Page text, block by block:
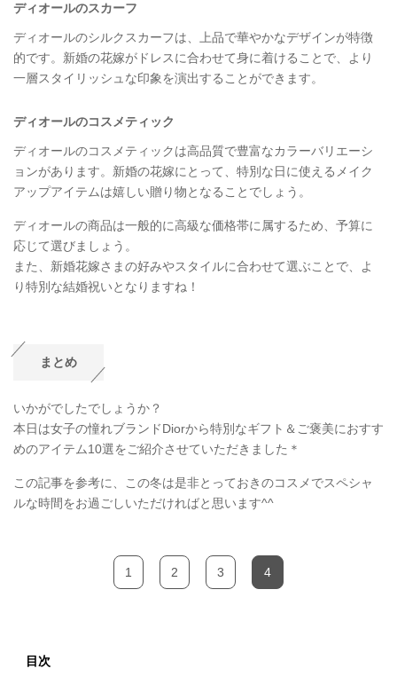
ディオールのスカーフ
ディオールのシルクスカーフは、上品で華やかなデザインが特徴
的です。新婚の花嫁がドレスに合わせて身に着けることで、より
一層スタイリッシュな印象を演出することができます。
ディオールのコスメティック
ディオールのコスメティックは高品質で豊富なカラーバリエーシ
ョンがあります。新婚の花嫁にとって、特別な日に使えるメイク
アップアイテムは嬉しい贈り物となることでしょう。
ディオールの商品は一般的に高級な価格帯に属するため、予算に
応じて選びましょう。
また、新婚花嫁さまの好みやスタイルに合わせて選ぶことで、よ
り特別な結婚祝いとなりますね！
まとめ
いかがでしたでしょうか？
本日は女子の憧れブランドDiorから特別なギフト＆ご褒美におすす
めのアイテム10選をご紹介させていただきました＊
この記事を参考に、この冬は是非とっておきのコスメでスペシャ
ルな時間をお過ごしいただければと思います^^
1 2 3 4
目次